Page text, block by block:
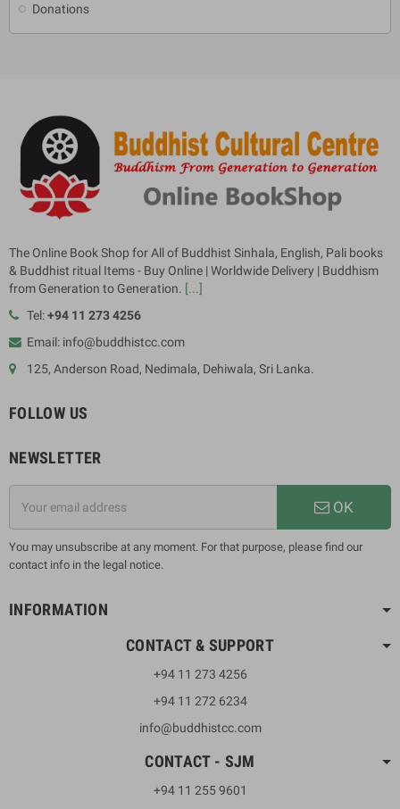
Donations
The Online Book Shop for All of Buddhist Sinhala, English, Pali books
& Buddhist ritual Items - Buy Online | Worldwide Delivery | Buddhism
from Generation to Generation. [...]
Tel:+94 11 273 4256
Email: info@buddhistcc.com
125, Anderson Road, Nedimala, Dehiwala, Sri Lanka.
FOLLOW US
NEWSLETTER
OK
You may unsubscribe at any moment. For that purpose, please find our
contact info in the legal notice.
INFORMATION
CONTACT & SUPPORT
+94 11 273 4256
+94 11 272 6234
info@buddhistcc.com
CONTACT - SJM
+94 11 255 9601